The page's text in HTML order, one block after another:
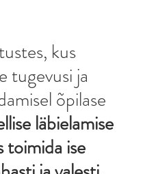
kus
tugevusi ja
õpilase
läbielamise
toimida ise